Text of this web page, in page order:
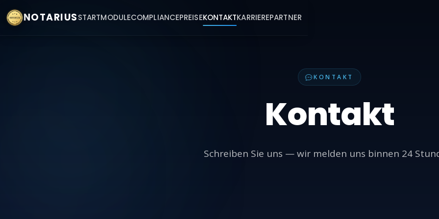
NOTARIUSSTARTMODULECOMPLIANCEPREISEKONTAKTKARRIEREPARTNER
KONTAKT
Kontakt
Schreiben Sie uns — wir melden uns binnen 24